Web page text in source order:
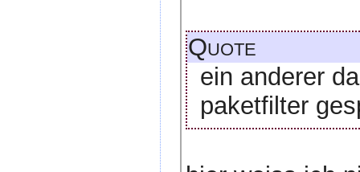
Quote
ein anderer
paketfilter